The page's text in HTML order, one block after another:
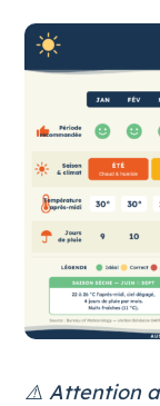
⚠️ Attention